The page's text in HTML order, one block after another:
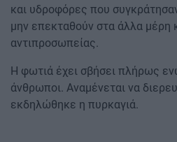
και υδροφόρες που
μην επεκταθούν στα άλλα μέρη
αντιπροσωπείας.
Η φωτιά έχει σβήσει πλήρως
άνθρωποι. Αναμένεται να
εκδηλώθηκε η πυρκαγιά.